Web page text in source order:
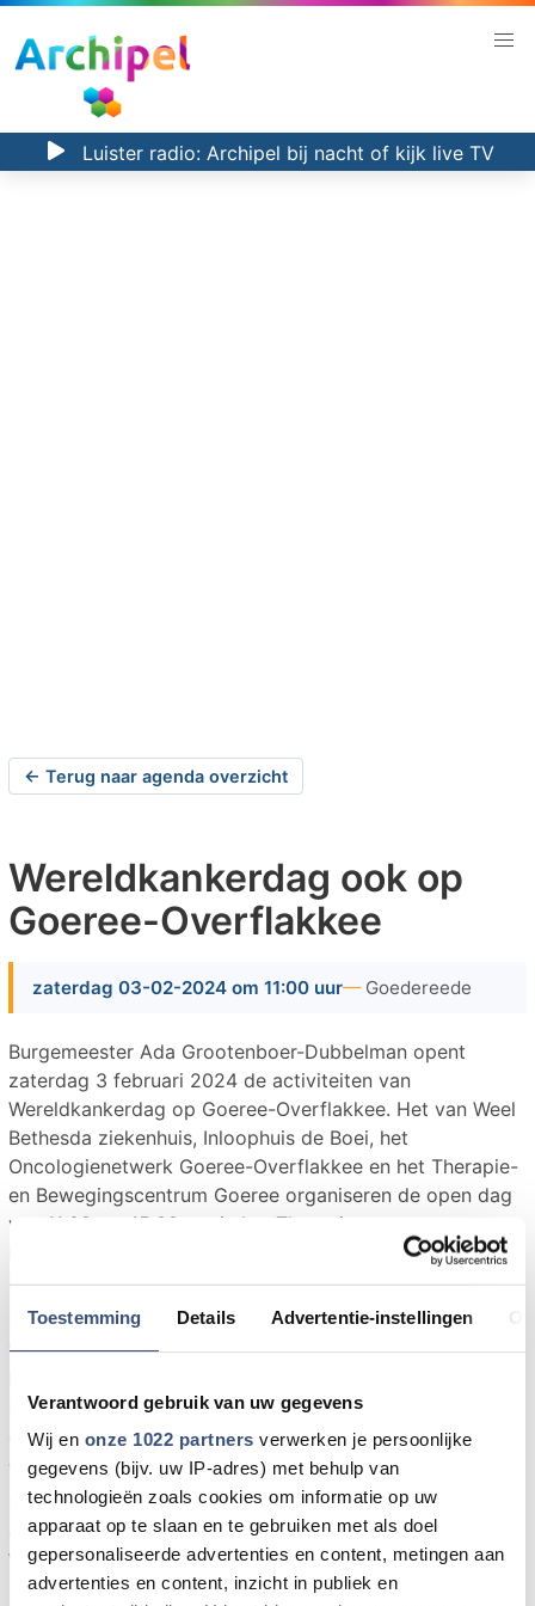
Toestemming Details Advertentie-instellingen
Verantwoord gebruik van uw gegevens
Wij en onze 1022 partners verwerken je persoonlijke
gegevens (bijv. uw IP-adres) met behulp van
technologieën zoals cookies om informatie op uw
apparaat op te slaan en te gebruiken met als doel
gepersonaliseerde advertenties en content, metingen aan
advertenties en content, inzicht in publiek en
Luister radio: Archipel bij nacht of kijk live TV
← Terug naar agenda overzicht
Wereldkankerdag ook op
Goeree-Overflakkee
zaterdag 03-02-2024 om 11:00 uur Goedereede
Burgemeester Ada Grootenboer-Dubbelman opent
zaterdag 3 februari 2024 de activiteiten van
Wereldkankerdag op Goeree-Overflakkee. Het van Weel
Bethesda ziekenhuis, Inloophuis de Boei, het
Oncologienetwerk Goeree-Overflakkee en het Therapie-
en Bewegingscentrum Goeree organiseren de open dag
van 11:00 tot 15:00 uur in het Therapie- en
Bewegingscentrum, op Charbonstraat 11 in Goedereede.
Er zullen verschillende activiteiten plaatsvinden. Zo
zijn er verschillende lezingen door
Iedereen heeft kanker. Daarnaast zijn er een
oedeem- en huidtherapeuten, maatschappelijk
werk, fysiotherapeuten, een ergotherapeut en een
specialiste in protheselingerie en -badmode
aanwezig. Ook kunnen bezoekers kennismaken met
Wandelfit en yin-yoga.